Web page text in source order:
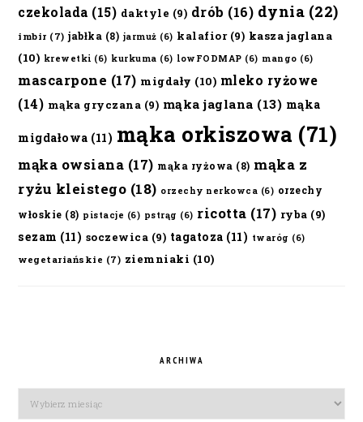
czekolada (15) daktyle (9) drób (16) dynia (22)
imbir (7) jabłka (8) jarmuż (6) kalafior(9) kasza jaglana
(10) krewetki (6) kurkuma (6) lowFODMAP (6) mango (6)
mascarpone (17) migdały (10) mleko ryżowe
(14) mąka gryczana (9) mąka jaglana (13) mąka
migdałowa (11) mąka orkiszowa (71)
mąka owsiana (17) mąka ryżowa (8) mąka z
ryżu kleistego (18) orzechy nerkowca (6) orzechy
włoskie (8) pistacje (6) pstrąg (6) ricotta (17) ryba (9)
sezam (11) soczewica (9) tagatoza (11) twaróg (6)
wegetariańskie (7) ziemniaki (10)
ARCHIWA
Archiwa